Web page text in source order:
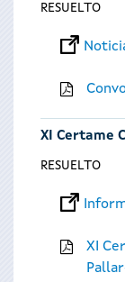
RESUELTO
XI Certame
RESUELTO
XI